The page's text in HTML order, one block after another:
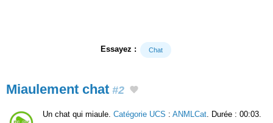
Essayez : Chat
Miaulement chat #2
Un chat qui miaule. Catégorie UCS : ANMLCat . Durée : 00:03.